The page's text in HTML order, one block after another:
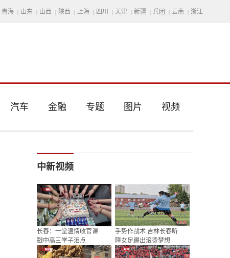
青海 | 山东 | 山西 | 陕西 | 上海 | 四川 | 天津 | 新疆 | 兵团 | 云南 | 浙江
汽车 金融 专题 图片 视频
中新视频
长春：一堂温情收官课
戳中高三学子泪点
手势作战术 吉林长春听
障女足踢出滚烫梦想